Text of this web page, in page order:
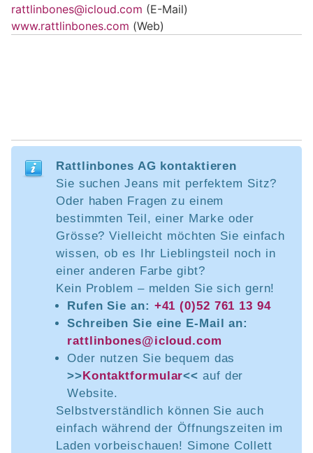
rattlinbones@icloud.com (E-Mail)
www.rattlinbones.com (Web)
Rattlinbones AG kontaktieren
Sie suchen Jeans mit perfektem Sitz?
Oder haben Fragen zu einem
bestimmten Teil, einer Marke oder
Grösse? Vielleicht möchten Sie einfach
wissen, ob es Ihr Lieblingsteil noch in
einer anderen Farbe gibt?
Kein Problem – melden Sie sich gern!
Rufen Sie an: +41 (0)52 761 13 94
Schreiben Sie eine E-Mail an:
rattlinbones@icloud.com
Oder nutzen Sie bequem das
>>Kontaktformular<< auf der
Website.
Selbstverständlich können Sie auch
einfach während der Öffnungszeiten im
Laden vorbeischauen! Simone Collett